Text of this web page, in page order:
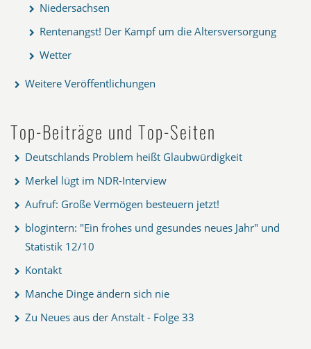
Niedersachsen
Rentenangst! Der Kampf um die Altersversorgung
Wetter
Weitere Veröffentlichungen
Top-Beiträge und Top-Seiten
Deutschlands Problem heißt Glaubwürdigkeit
Merkel lügt im NDR-Interview
Aufruf: Große Vermögen besteuern jetzt!
blogintern: "Ein frohes und gesundes neues Jahr" und
Statistik 12/10
Kontakt
Manche Dinge ändern sich nie
Zu Neues aus der Anstalt - Folge 33